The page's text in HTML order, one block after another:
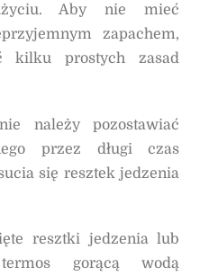
Aby nie mieć
zapachem,
kilku prostych zasad
należy pozostawiać
przez długi czas
się resztek jedzenia
resztki jedzenia lub
gorącą wodą